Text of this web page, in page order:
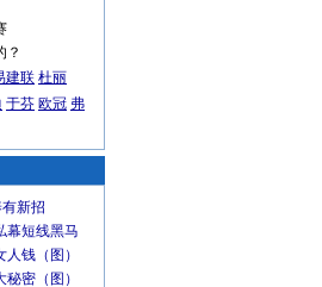
？
建联 杜丽
于芬 欧冠 弗
新招
幕短线黑马
钱（图）
密（图）